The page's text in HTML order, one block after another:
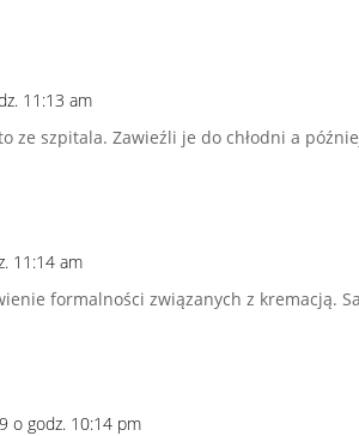
11:13 am
ze szpitala. Zawieźli je do chłodni a
11:14 am
formalności związanych z kremacją.
o godz. 10:14 pm